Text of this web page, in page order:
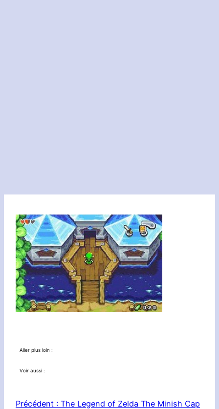
Aller plus loin :
Voir aussi :
Précédent : The Legend of Zelda The Minish Cap